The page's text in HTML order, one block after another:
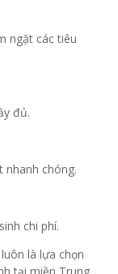
ngặt các tiêu
đủ.
nhanh chóng.
chi phí.
là lựa chọn